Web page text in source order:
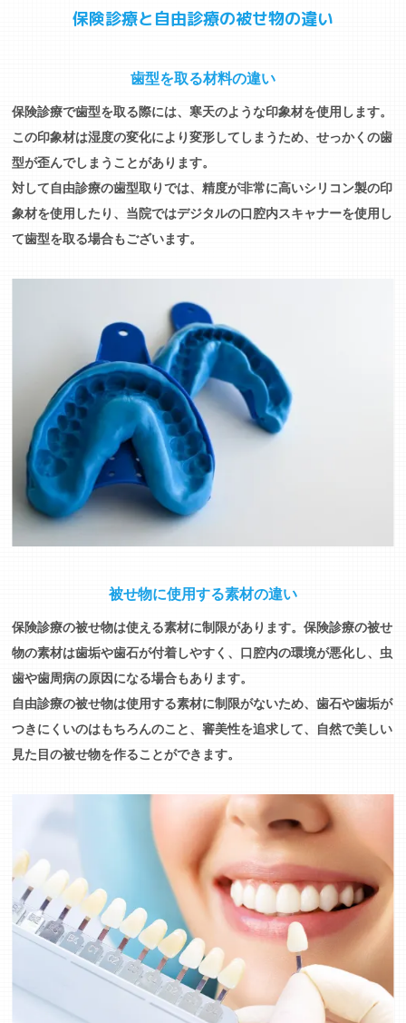
保険診療と自由診療の被せ物の違い
歯型を取る材料の違い
保険診療で歯型を取る際には、寒天のような印象材を使用します。
この印象材は湿度の変化により変形してしまうため、せっかくの歯
型が歪んでしまうことがあります。
対して自由診療の歯型取りでは、精度が非常に高いシリコン製の印
象材を使用したり、当院ではデジタルの口腔内スキャナーを使用し
て歯型を取る場合もございます。
被せ物に使用する素材の違い
保険診療の被せ物は使える素材に制限があります。保険診療の被せ
物の素材は歯垢や歯石が付着しやすく、口腔内の環境が悪化し、虫
歯や歯周病の原因になる場合もあります。
自由診療の被せ物は使用する素材に制限がないため、歯石や歯垢が
つきにくいのはもちろんのこと、審美性を追求して、自然で美しい
見た目の被せ物を作ることができます。